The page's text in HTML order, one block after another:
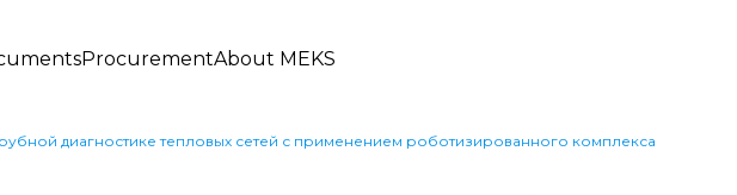
ProcurementAbout MEKS
диагностике тепловых сетей с применением роботизированного комплекса